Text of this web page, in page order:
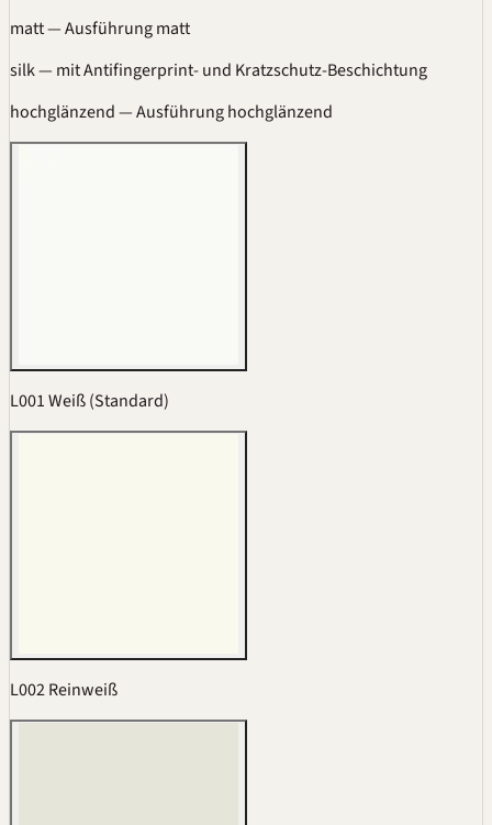
matt— Ausführung matt
silk— mit Antifingerprint- und Kratzschutz-Beschichtung
hochglänzend— Ausführung hochglänzend
L001 Weiß (Standard)
L002 Reinweiß